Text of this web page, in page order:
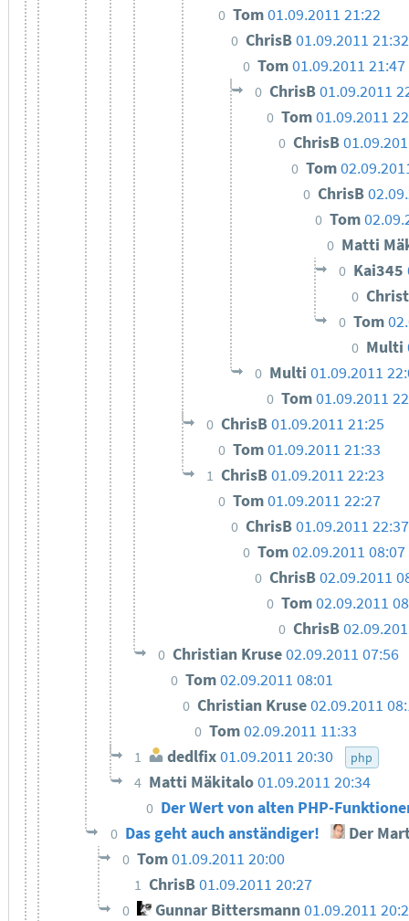
0 Tom01.09.2011 21:22
0 ChrisB01.09.2011 21:32
0 Tom01.09.2011 21:47
0 ChrisB01.09.2011
0 Tom01.09.2011
0 ChrisB
0 Tom
0 ChrisB
0 Tom
0 Matti
0 Kai345
0
0 Tom
0 Multi
0 Multi 01.09.2011
0 Tom01.09.2011
0 ChrisB01.09.2011 21:25
0 Tom01.09.2011 21:33
1 ChrisB01.09.2011 22:23
0 Tom01.09.2011 22:27
0 ChrisB01.09.2011 22:37
0 Tom02.09.2011 08:07
0 ChrisB02.09.2011
0 Tom02.09.2011
0 ChrisB
0 Christian Kruse02.09.2011 07:56
0 Tom02.09.2011 08:01
0 Christian Kruse02.09.2011
0 Tom02.09.2011 11:33
1 dedlfix01.09.2011 20:30 php
4 Matti Mäkitalo01.09.2011 20:34
0 Der Wert von alten PHP-
0 Das geht auch anständiger! Der
0 Tom01.09.2011 20:00
1 ChrisB01.09.2011 20:27
0 Gunnar Bittersmann 01.09.2011